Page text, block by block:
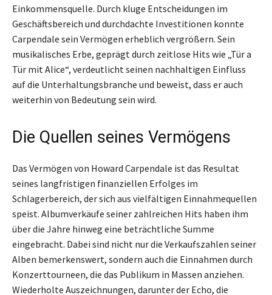
Einkommensquelle. Durch kluge Entscheidungen im
Geschäftsbereich und durchdachte Investitionen konnte
Carpendale sein Vermögen erheblich vergrößern. Sein
musikalisches Erbe, geprägt durch zeitlose Hits wie „Tür a
Tür mit Alice“, verdeutlicht seinen nachhaltigen Einfluss
auf die Unterhaltungsbranche und beweist, dass er auch
weiterhin von Bedeutung sein wird.
Die Quellen seines Vermögens
Das Vermögen von Howard Carpendale ist das Resultat
seines langfristigen finanziellen Erfolges im
Schlagerbereich, der sich aus vielfältigen Einnahmequellen
speist. Albumverkäufe seiner zahlreichen Hits haben ihm
über die Jahre hinweg eine beträchtliche Summe
eingebracht. Dabei sind nicht nur die Verkaufszahlen seiner
Alben bemerkenswert, sondern auch die Einnahmen durch
Konzerttourneen, die das Publikum in Massen anziehen.
Wiederholte Auszeichnungen, darunter der Echo, die